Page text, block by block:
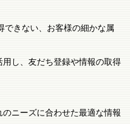
できない、お客様の細かな属
し、友だち登録や情報の取得
ニーズに合わせた最適な情報